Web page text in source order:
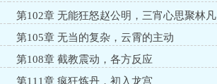
第102章 无能狂怒赵公明，三宵心思聚林凡
第105章 无当的复杂，云霄的主动
第108章 截教震动，各方反应
第111章 疯狂炼丹，初入龙宫